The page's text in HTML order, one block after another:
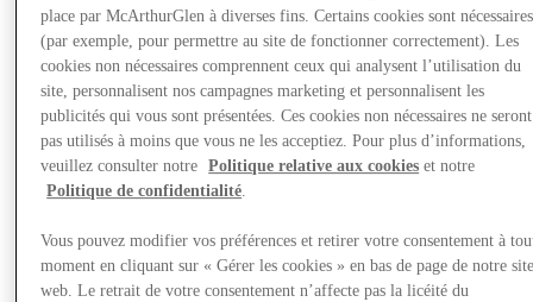
place par McArthurGlen à diverses fins. Certains cookies sont nécessaires
(par exemple, pour permettre au site de fonctionner correctement). Les
cookies non nécessaires comprennent ceux qui analysent l’utilisation du
site, personnalisent nos campagnes marketing et personnalisent les
publicités qui vous sont présentées. Ces cookies non nécessaires ne seront
pas utilisés à moins que vous ne les acceptiez. Pour plus d’informations,
veuillez consulter notre
Politique relative aux cookies et notre
Politique de confidentialité.
Vous pouvez modifier vos préférences et retirer votre consentement à
moment en cliquant sur « Gérer les cookies » en bas de page de notre
web. Le retrait de votre consentement n’affecte pas la licéité du